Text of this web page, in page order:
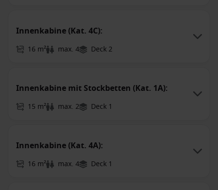
Innenkabine (Kat. 4C):
16 m² max. 4 Deck 2
Innenkabine mit Stockbetten (Kat. 1A):
15 m² max. 2 Deck 1
Innenkabine (Kat. 4A):
16 m² max. 4 Deck 1